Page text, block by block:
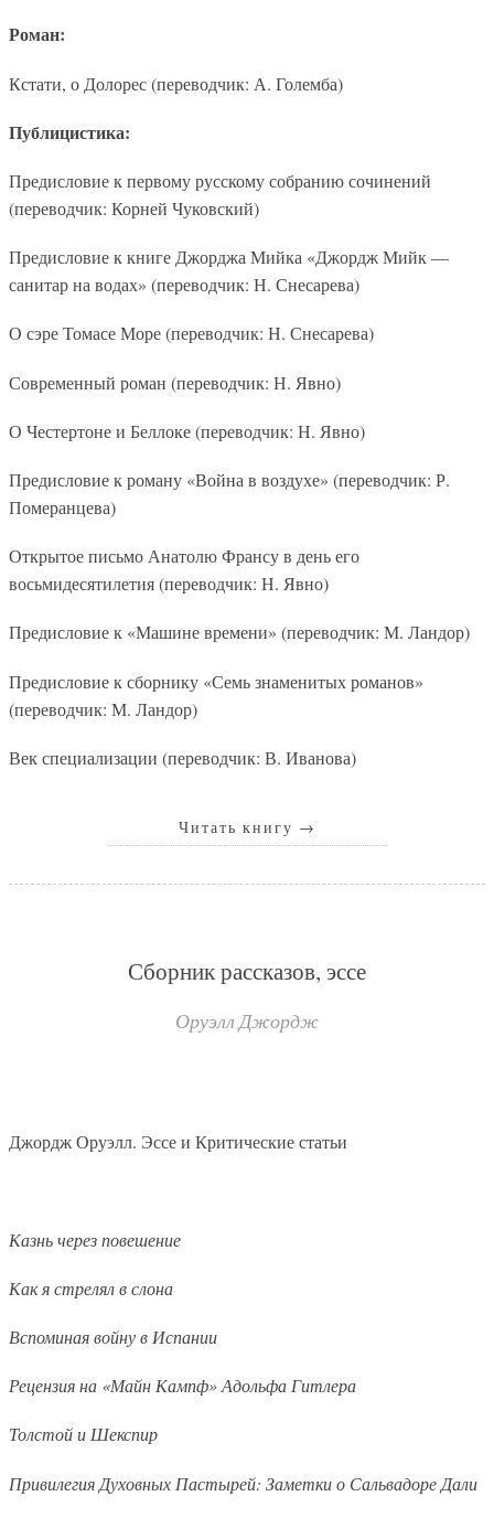
Роман:
Кстати, о Долорес (переводчик: А. Големба)
Публицистика:
Предисловие к первому русскому собранию сочинений
(переводчик: Корней Чуковский)
Предисловие к книге Джорджа Мийка «Джордж Мийк —
санитар на водах» (переводчик: Н. Снесарева)
О сэре Томасе Море (переводчик: Н. Снесарева)
Современный роман (переводчик: Н. Явно)
О Честертоне и Беллоке (переводчик: Н. Явно)
Предисловие к роману «Война в воздухе» (переводчик: Р.
Померанцева)
Открытое письмо Анатолю Франсу в день его
восьмидесятилетия (переводчик: Н. Явно)
Предисловие к «Машине времени» (переводчик: М. Ландор)
Предисловие к сборнику «Семь знаменитых романов»
(переводчик: М. Ландор)
Век специализации (переводчик: В. Иванова)
Читать книгу →
Сборник рассказов, эссе
Оруэлл Джордж
Джордж Оруэлл. Эссе и Критические статьи
Казнь через повешение
Как я стрелял в слона
Вспоминая войну в Испании
Рецензия на «Майн Кампф» Адольфа Гитлера
Толстой и Шекспир
Привилегия Духовных Пастырей: Заметки о Сальвадоре Дали